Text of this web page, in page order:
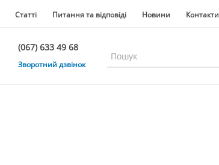
Статті Питання та відповіді Новини Контакти
(067) 633 49 68
(067) 633 49 68
(067) 635 35 36
Зворотний дзвінок